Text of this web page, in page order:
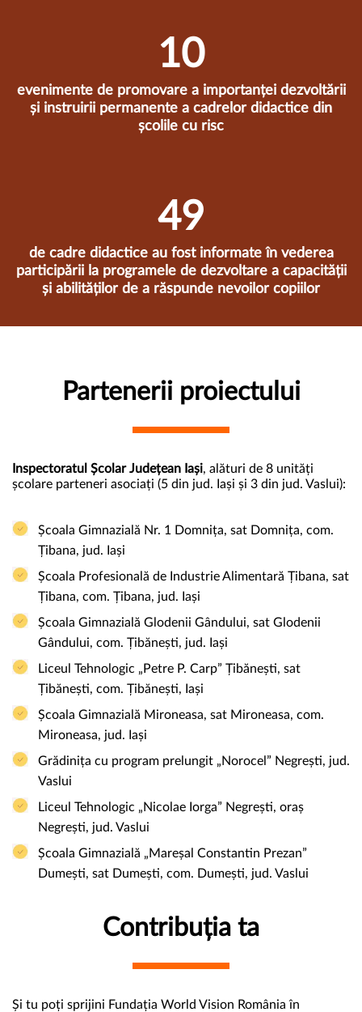
10
evenimente de promovare a importanței dezvoltării
și instruirii permanente a cadrelor didactice din
școlile cu risc
50
de cadre didactice au fost informate în vederea
participării la programele de dezvoltare a capacității
și abilităților de a răspunde nevoilor copiilor
Partenerii proiectului
Inspectoratul Școlar Județean Iași, alături de 8 unități
școlare parteneri asociați (5 din jud. Iași și 3 din jud. Vaslui):
Școala Gimnazială Nr. 1 Domnița, sat Domnița, com.
Țibana, jud. Iași
Școala Profesională de Industrie Alimentară Țibana, sat
Țibana, com. Țibana, jud. Iași
Școala Gimnazială Glodenii Gândului, sat Glodenii
Gândului, com. Țibănești, jud. Iași
Liceul Tehnologic „Petre P. Carp” Țibănești, sat
Țibănești, com. Țibănești, Iași
Școala Gimnazială Mironeasa, sat Mironeasa, com.
Mironeasa, jud. Iași
Grădinița cu program prelungit „Norocel” Negrești, jud.
Vaslui
Liceul Tehnologic „Nicolae Iorga” Negrești, oraș
Negrești, jud. Vaslui
Școala Gimnazială „Mareșal Constantin Prezan”
Dumești, sat Dumești, com. Dumești, jud. Vaslui
Contribuția ta
Și tu poți sprijini Fundația World Vision România în